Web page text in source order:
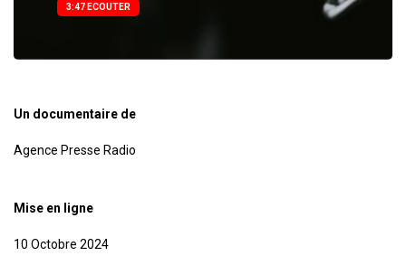
3:47 ECOUTER
Un documentaire de
Agence Presse Radio
Mise en ligne
10 Octobre 2024